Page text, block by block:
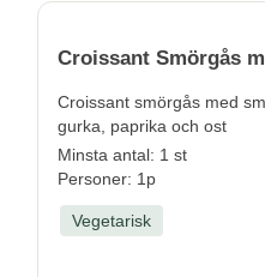
Croissant Smörgås
Croissant smörgås med
gurka, paprika och ost
Minsta antal: 1 st
Personer: 1p
Vegetarisk